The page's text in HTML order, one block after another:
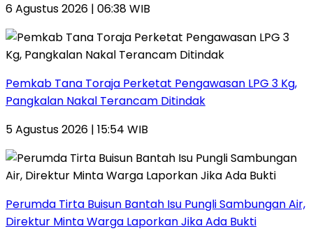
6 Agustus 2026 | 06:38 WIB
Pemkab Tana Toraja Perketat Pengawasan LPG 3 Kg,
Pangkalan Nakal Terancam Ditindak
5 Agustus 2026 | 15:54 WIB
Perumda Tirta Buisun Bantah Isu Pungli Sambungan Air,
Direktur Minta Warga Laporkan Jika Ada Bukti